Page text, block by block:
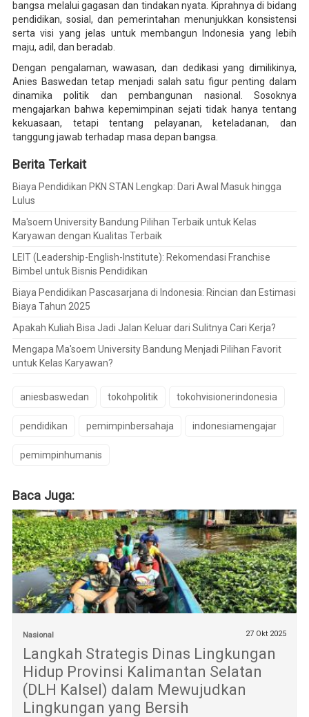
bangsa melalui gagasan dan tindakan nyata. Kiprahnya di bidang
pendidikan, sosial, dan pemerintahan menunjukkan konsistensi
serta visi yang jelas untuk membangun Indonesia yang lebih
maju, adil, dan beradab.
Dengan pengalaman, wawasan, dan dedikasi yang dimilikinya,
Anies Baswedan tetap menjadi salah satu figur penting dalam
dinamika politik dan pembangunan nasional. Sosoknya
mengajarkan bahwa kepemimpinan sejati tidak hanya tentang
kekuasaan, tetapi tentang pelayanan, keteladanan, dan
tanggung jawab terhadap masa depan bangsa.
Berita Terkait
Biaya Pendidikan PKN STAN Lengkap: Dari Awal Masuk hingga
Lulus
Ma'soem University Bandung Pilihan Terbaik untuk Kelas
Karyawan dengan Kualitas Terbaik
LEIT (Leadership-English-Institute): Rekomendasi Franchise
Bimbel untuk Bisnis Pendidikan
Biaya Pendidikan Pascasarjana di Indonesia: Rincian dan Estimasi
Biaya Tahun 2025
Apakah Kuliah Bisa Jadi Jalan Keluar dari Sulitnya Cari Kerja?
Mengapa Ma'soem University Bandung Menjadi Pilihan Favorit
untuk Kelas Karyawan?
aniesbaswedan tokohpolitik tokohvisionerindonesia
pendidikan pemimpinbersahaja indonesiamengajar
pemimpinhumanis
Baca Juga:
Nasional 27 Okt 2025
Langkah Strategis Dinas Lingkungan
Hidup Provinsi Kalimantan Selatan
(DLH Kalsel) dalam Mewujudkan
Lingkungan yang Bersih